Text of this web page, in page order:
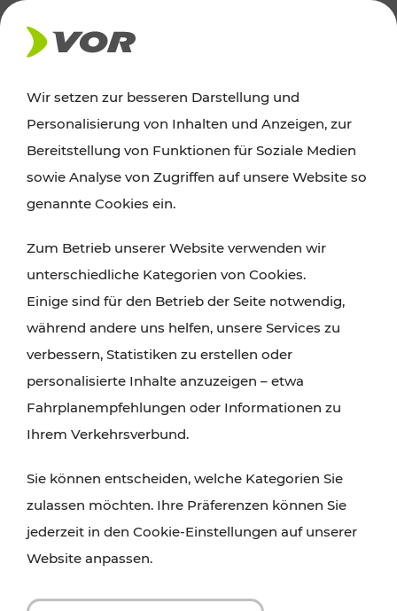
AKTUELLES
Ausflugstipps
Wien, Niederösterreich und das Burgenland
Wanderungen, Kultur und Gastronomie,
Radtouren oder purer Naturgenuss – viele
Attraktionen sind mit den Ticket- und Fahrplan-
Angeboten des VOR gut und schnell erreichbar.
Wir setzen zur besseren Darstellung und
Personalisierung von Inhalten und Anzeigen, zur
Bereitstellung von Funktionen für Soziale Medien
sowie Analyse von Zugriffen auf unsere Website so
genannte Cookies ein.
Zum Betrieb unserer Website verwenden wir
unterschiedliche Kategorien von Cookies.
Einige sind für den Betrieb der Seite notwendig,
während andere uns helfen, unsere Services zu
verbessern, Statistiken zu erstellen oder
personalisierte Inhalte anzuzeigen – etwa
Fahrplanempfehlungen oder Informationen zu
Ihrem Verkehrsverbund.
Sie können entscheiden, welche Kategorien Sie
zulassen möchten. Ihre Präferenzen können Sie
jederzeit in den Cookie-Einstellungen auf unserer
Website anpassen.